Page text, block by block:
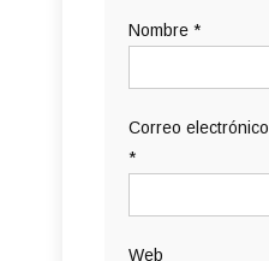
Nombre *
Correo electrónico
*
Web